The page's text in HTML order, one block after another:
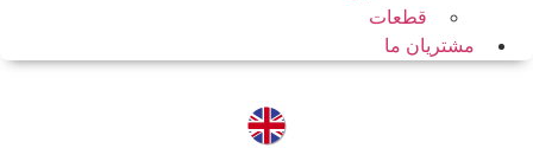
قطعات
مشتریان ما